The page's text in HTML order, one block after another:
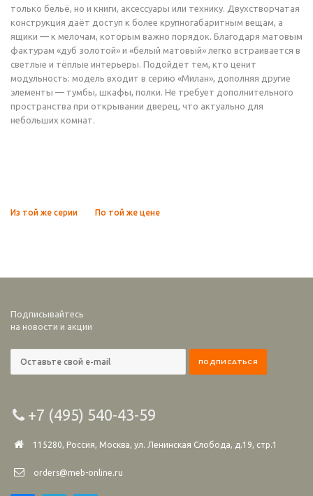
только бельё, но и книги, аксессуары или технику. Двухстворчатая
конструкция даёт доступ к более крупногабаритным вещам, а
ящики — к мелочам, которым важно порядок. Благодаря матовым
фактурам «дуб золотой» и «белый матовый» легко встраивается в
светлые и тёплые интерьеры. Подойдёт тем, кто ценит
модульность: модель входит в серию «Милан», дополняя другие
элементы — тумбы, шкафы, полки. Не требует дополнительного
пространства при открывании дверец, что актуально для
небольших комнат.
Из той же серии По той же цене
Подписывайтесь
на новости и акции
+7 (495) 540-43-59
115280, Россия, Москва, ул. Ленинская Слобода, д.19, стр.1
orders@meb-online.ru